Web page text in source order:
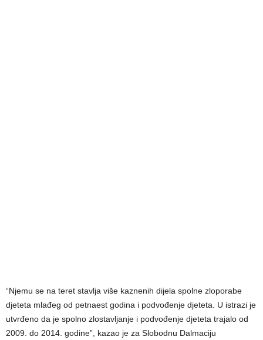
“Njemu se na teret stavlja više kaznenih dijela spolne zloporabe
djeteta mlađeg od petnaest godina i podvođenje djeteta. U istrazi je
utvrđeno da je spolno zlostavljanje i podvođenje djeteta trajalo od
2009. do 2014. godine”, kazao je za Slobodnu Dalmaciju